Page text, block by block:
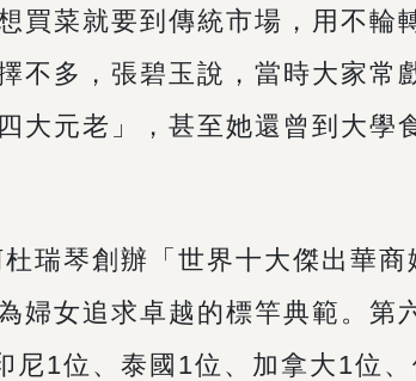
買菜就要到傳統市場，用不輪
不多，張碧玉說，當時大家常
大元老」，甚至她還曾到大學
琴創辦「世界十大傑出華商
婦女追求卓越的標竿典範。第
尼1位、泰國1位、加拿大1位